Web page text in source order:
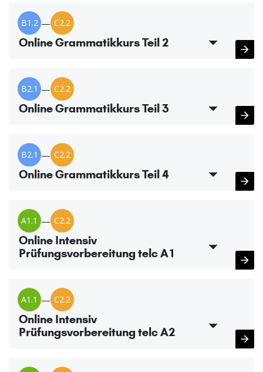
B1.2 — C2.2
Online Grammatikkurs Teil 2
B2.1 — C2.2
Online Grammatikkurs Teil 3
B2.1 — C2.2
Online Grammatikkurs Teil 4
A1.1 — C2.2
Online Intensiv
Prüfungsvorbereitung telc A1
A1.1 — C2.2
Online Intensiv
Prüfungsvorbereitung telc A2